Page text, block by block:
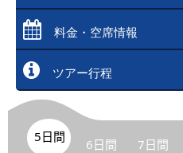
料金・空席情報
ツアー行程
5日間 6日間 7日間